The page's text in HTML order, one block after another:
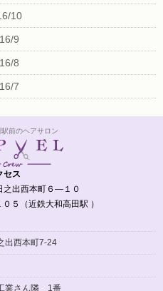
10
9
8
7
前のヘアサロン
セス
之出西本町６―１０
５（近鉄大和高田駅 ）
出西本町7-24
業さん隣 1番